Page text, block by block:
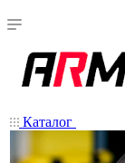
Каталог